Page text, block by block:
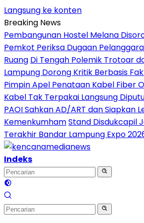
Langsung ke konten
Breaking News
Pembangunan Hostel Melana
Pemkot Periksa Dugaan
Ruang Di Tengah Polemik Trotoar
Lampung Dorong Kritik Berbasis
Pimpin Apel Penataan Kabel Fiber
Kabel Tak Terpakai Langsung
PAOI Sahkan AD/ART dan Siapkan
KemenkumhamStand Disdukcapil
Terakhir Bandar Lampung Expo
Indeks